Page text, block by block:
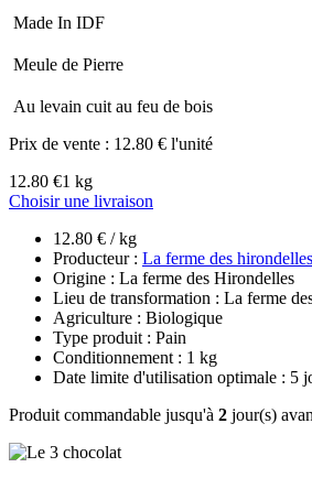
Made In IDF
Meule de Pierre
Au levain cuit au feu de bois
Prix de vente : 12.80 € l'unité
12.80 €1 kg
Choisir une livraison
12.80 € / kg
Producteur : La ferme des hirondelles
Origine : La ferme des Hirondelles
Lieu de transformation : La ferme
Agriculture : Biologique
Type produit : Pain
Conditionnement : 1 kg
Date limite d'utilisation optimale : 5
Produit commandable jusqu'à 2 jour(s)